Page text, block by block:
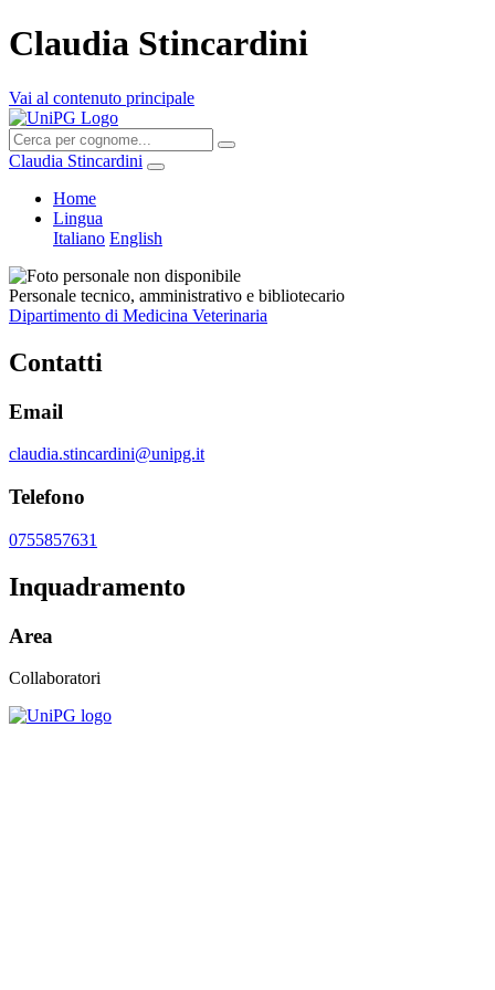
Claudia Stincardini
Vai al contenuto principale
Claudia Stincardini
Home
Lingua
Italiano English
Personale tecnico, amministrativo e bibliotecario
Dipartimento di Medicina Veterinaria
Contatti
Email
claudia.stincardini@unipg.it
Telefono
0755857631
Inquadramento
Area
Collaboratori